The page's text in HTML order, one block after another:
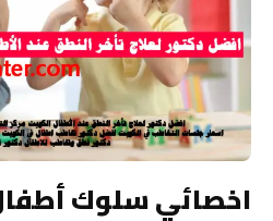
اخصائي سلوك